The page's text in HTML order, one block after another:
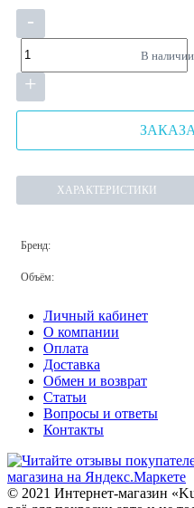
-
+
В наличии
ХАРАКТЕРИСТИКИ
Бренд:
Объём:
Личный кабинет
О компании
Оплата
Доставка
Обмен и возврат
Статьи
Вопросы и ответы
Контакты
© 2021 Интернет-магазин